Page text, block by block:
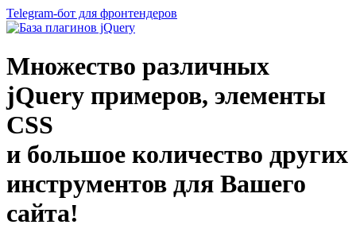
Telegram-бот для фронтендеров
Множество различных
jQuery примеров, элементы
CSS
и большое количество других
инструментов для Вашего
сайта!